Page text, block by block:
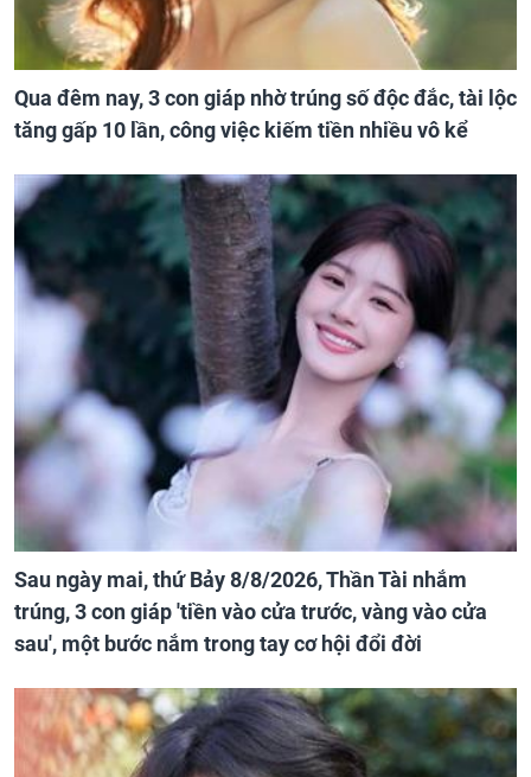
Qua đêm nay, 3 con giáp nhờ trúng số độc đắc, tài lộc
tăng gấp 10 lần, công việc kiếm tiền nhiều vô kể
Sau ngày mai, thứ Bảy 8/8/2026, Thần Tài nhắm
trúng, 3 con giáp 'tiền vào cửa trước, vàng vào cửa
sau', một bước nắm trong tay cơ hội đổi đời